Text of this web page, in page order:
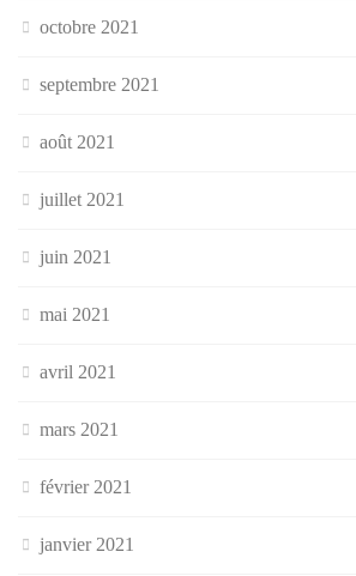
octobre 2021
septembre 2021
août 2021
juillet 2021
juin 2021
mai 2021
avril 2021
mars 2021
février 2021
janvier 2021